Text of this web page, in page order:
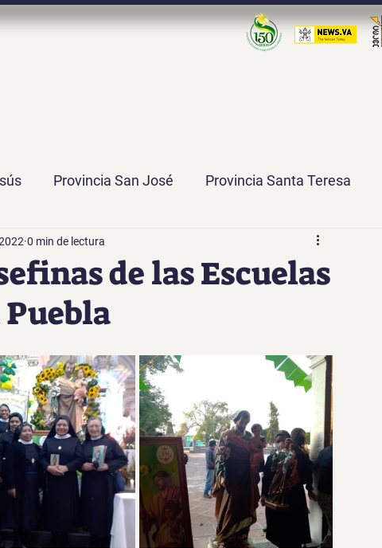
Provincia San José Provincia Santa Teresa
de la Misión Delegación Santa María de Guadalupe
de las Escuelas
0 min de lectura